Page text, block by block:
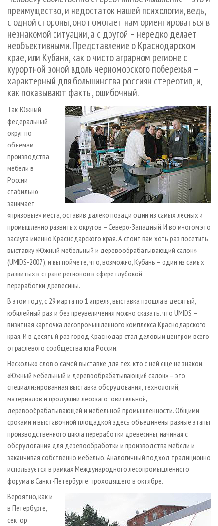
СУШКА ДРЕВЕСИНЫ
ПРОИЗВОДСТВО ДРЕВЕСНЫХ ПЛИТ
ДЕРЕВЯННОЕ ДОМОСТРОЕНИЕ
ПРОИЗВОДСТВО МЕБЕЛИ
БИОЭНЕРГЕТИКА
ЦБП
ИНСТРУМЕНТ И МАТЕРИАЛЫ
ПЕРСОНЫ
МОБИЛЬНЫЕ ВЫСТАВКИ
ОФИЦИАЛЬНЫЕ ДЕЛЕГАЦИИ
ПРИОРИТЕТНЫЕ ИНВЕСТПРОЕКТЫ
RUSSIAN FORESTRY REVIEW
ГАЗЕТА ЛЕСПРОМФОРУМ
БИБЛИОТЕКА СПЕЦИАЛИСТА
КОНТАКТЫ
РЕКЛАМА
РЕКЛАМА НА САЙТЕ
преимущество, и недостаток нашей психологии, ведь,
с одной стороны, оно помогает нам ориентироваться в
незнакомой ситуации, а с другой – нередко делает
необъективными. Представление о Краснодарском
крае, или Кубани, как о чисто аграрном регионе с
курортной зоной вдоль черноморского побережья –
характерный для большинства россиян стереотип, и,
как показывают факты, ошибочный.
Так, Южный
федеральный
округ по
объемам
производства
мебели в
России
стабильно
занимает
«призовые» места, оставив далеко позади один из самых лесных и
промышленно развитых округов – Северо-Западный. И во многом это
заслуга именно Краснодарского края. А стоит вам хоть раз посетить
выставку «Южный мебельный и деревообрабатывающий салон»
(UMIDS-2007), и вы поймете, что, возможно, Кубань – один из самых
развитых в стране регионов в сфере глубокой
переработки древесины.
В этом году, с 29 марта по 1 апреля, выставка прошла в десятый,
юбилейный раз, и без преувеличения можно сказать, что UMIDS –
визитная карточка лесопромышленного комплекса Краснодарского
края. И в десятый раз город Краснодар стал деловым центром всего
отраслевого сообщества юга России.
Несколько слов о самой выставке для тех, кто с ней ещё не знаком.
«Южный мебельный и деревообрабатывающий салон» – это
специализированная выставка оборудования, технологий,
материалов и продукции лесозаготовительной,
деревообрабатывающей и мебельной промышленности. Общими
сроками и выставочной площадкой здесь объединены разные этапы
производственного цикла переработки древесины, начиная с
оборудования для деревообработки и производства мебели и
заканчивая собственно мебелью. Аналогичный подход традиционно
используется в рамках Международного лесопромышленного
форума в Санкт-Петербурге, проходящего в октябре.
Вероятно, как и
в Петербурге,
сектор